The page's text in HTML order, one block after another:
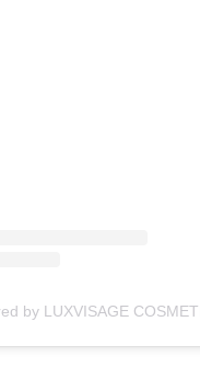
by LUXVISAGE